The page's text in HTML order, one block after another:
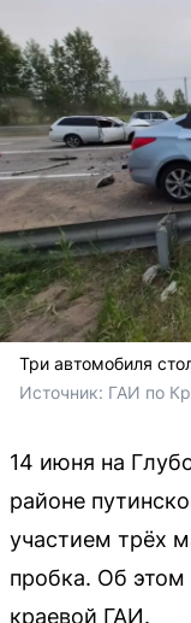
Три автомобиля
Источник: ГАИ по
14 июня на
районе
участием трёх
пробка. Об
краевой ГАИ.